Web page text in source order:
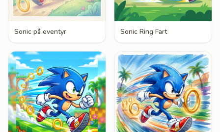
Sonic på eventyr Sonic Ring Fart